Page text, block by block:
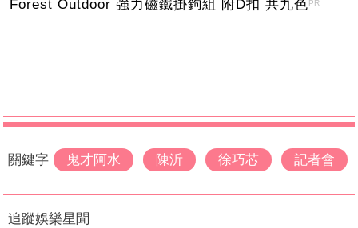
Forest Outdoor 強力磁鐵掛鉤組 附D扣 共九色PR
關鍵字 鬼才阿水 陳沂 徐巧芯 記者會
追蹤娛樂星聞